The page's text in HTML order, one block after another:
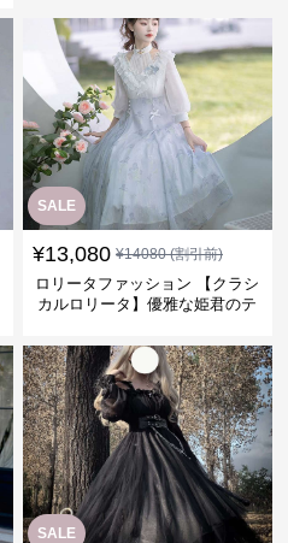
SALE
¥13,080 ¥14080(割引前)
ロリータファッション 【クラシ
カルロリータ】優雅な姫君のテ
SALE